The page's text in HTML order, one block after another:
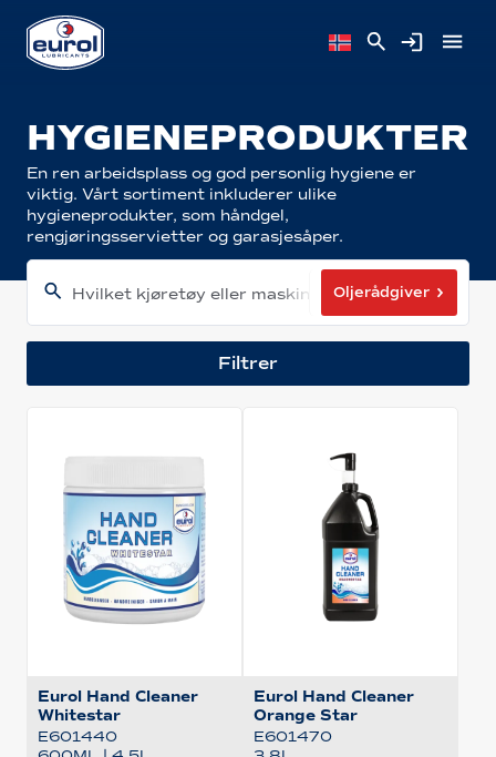
HYGIENEPRODUKTER
En ren arbeidsplass og god personlig hygiene er
viktig. Vårt sortiment inkluderer ulike
hygieneprodukter, som håndgel,
rengjøringsservietter og garasjesåper.
Hvilket kjøretøy eller maskin har du?Oljerådgiver
Filtrer
Eurol Hand Cleaner
Whitestar
E601440
Eurol Hand Cleaner
Orange Star
E601470